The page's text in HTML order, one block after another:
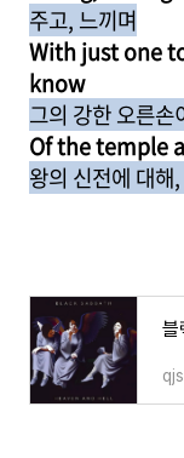
주고, 느끼며
With just one
know
그의 강한 오른손
Of the temple
왕의 신전에 대해